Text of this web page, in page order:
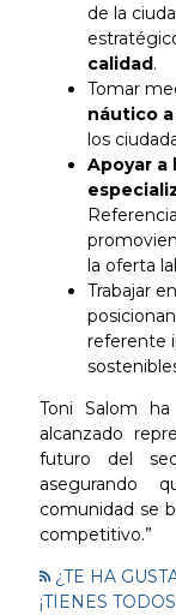
de la
calidad.
Tomar
náutico
los
Apoyar a
la oferta
Trabajar
referente
Toni Salom
alcanzado
futuro del
asegurando
comunidad se
competitivo.”
¿TE HA
¡TIENES